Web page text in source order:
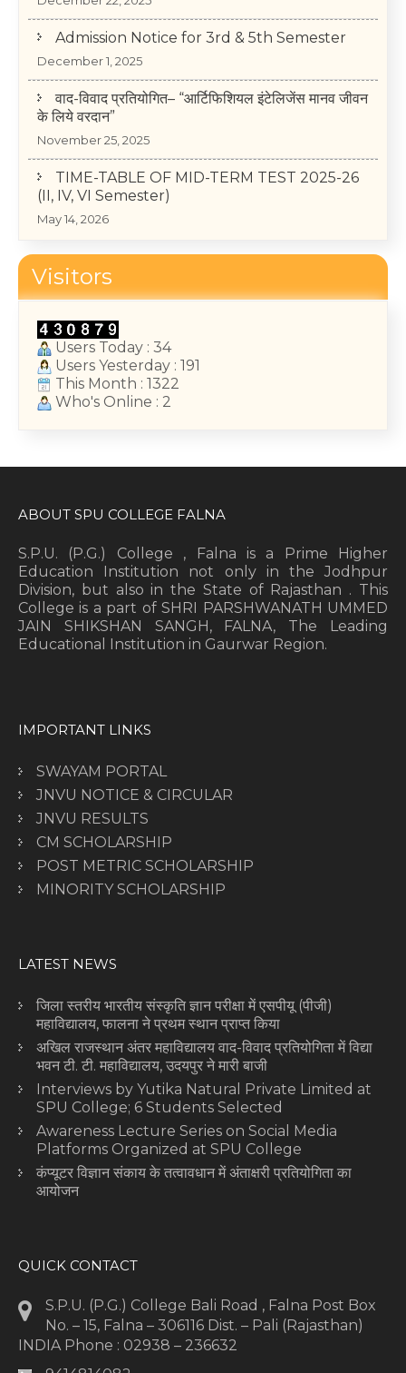
Admission Notice for 3rd & 5th Semester
December 1, 2025
वाद-विवाद प्रतियोगित– “आर्टिफिशियल इंटेलिजेंस मानव जीवन
के लिये वरदान”
November 25, 2025
TIME-TABLE OF MID-TERM TEST 2025-26
(II, IV, VI Semester)
May 14, 2026
Cultural competitions 23 Dec 2025
December 22, 2025
Visitors
Users Today : 34
Users Yesterday : 191
This Month : 1322
Who's Online : 2
ABOUT SPU COLLEGE FALNA
S.P.U. (P.G.) College , Falna is a Prime Higher
Education Institution not only in the Jodhpur
Division, but also in the State of Rajasthan . This
College is a part of SHRI PARSHWANATH UMMED
JAIN SHIKSHAN SANGH, FALNA, The Leading
Educational Institution in Gaurwar Region.
IMPORTANT LINKS
SWAYAM PORTAL
JNVU NOTICE & CIRCULAR
JNVU RESULTS
CM SCHOLARSHIP
POST METRIC SCHOLARSHIP
MINORITY SCHOLARSHIP
LATEST NEWS
जिला स्तरीय भारतीय संस्कृति ज्ञान परीक्षा में एसपीयू (पीजी)
महाविद्यालय, फालना ने प्रथम स्थान प्राप्त किया
अखिल राजस्थान अंतर महाविद्यालय वाद-विवाद प्रतियोगिता में विद्या
भवन टी. टी. महाविद्यालय, उदयपुर ने मारी बाजी
Interviews by Yutika Natural Private Limited at
SPU College; 6 Students Selected
Awareness Lecture Series on Social Media
Platforms Organized at SPU College
कंप्यूटर विज्ञान संकाय के तत्वावधान में अंताक्षरी प्रतियोगिता का
आयोजन
QUICK CONTACT
S.P.U. (P.G.) College Bali Road , Falna Post Box
No. – 15, Falna – 306116 Dist. – Pali (Rajasthan)
INDIA Phone : 02938 – 236632